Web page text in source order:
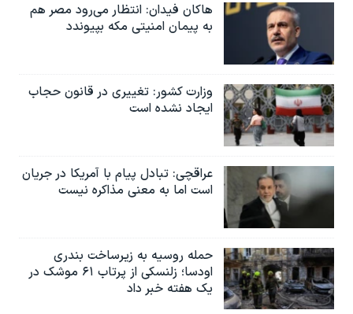
هاکان فیدان: انتظار می‌رود مصر هم
به پیمان امنیتی مکه بپیوندد
وزارت کشور: تغییری در قانون حجاب
ایجاد نشده است
عراقچی: تبادل پیام با آمریکا در جریان
است اما به معنی مذاکره نیست
حمله روسیه به زیرساخت بندری
اودسا؛ زلنسکی از پرتاب ۶۱ موشک در
یک هفته خبر داد